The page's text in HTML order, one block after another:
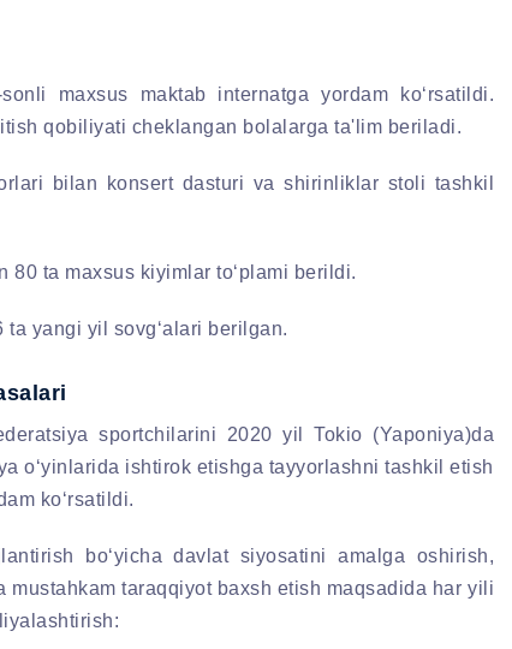
maxsus maktab internatga yordam ko‘rsatildi.
qobiliyati cheklangan bolalarga ta'lim beriladi.
bilan konsert dasturi va shirinliklar stoli tashkil
ta maxsus kiyimlar to‘plami berildi.
yangi yil sovg‘alari berilgan.
sportchilarini 2020 yil Tokio (Yaponiya)da
o‘yinlarida ishtirok etishga tayyorlashni tashkil etish
ko‘rsatildi.
bo‘yicha davlat siyosatini amalga oshirish,
mustahkam taraqqiyot baxsh etish maqsadida har yili